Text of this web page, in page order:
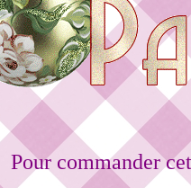
Pour commander